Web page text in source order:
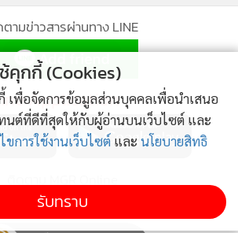
ามข่าวสารผ่านทาง LINE
Application
คุกกี้ (Cookies)
เพื่อจัดการข้อมูลส่วนบุคคลเพื่อนำเสนอ
นต์ที่ดีที่สุดให้กับผู้อ่านบนเว็บไซต์ และ
ขการใช้งานเว็บไซต์ และ นโยบายสิทธิ
รับทราบ